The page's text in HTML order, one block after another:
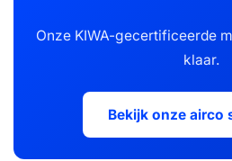
Onze KIWA-gecertificeerde
klaar.
Bekijk onze airco